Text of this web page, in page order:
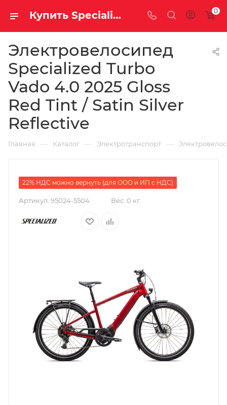
Купить Specialized Turbo Vado 4.0 2025 Gloss Red Tint / Satin Silver Reflective за рублей, а со скидкой 484 100 руб. 0
Электровелосипед
Specialized Turbo
Vado 4.0 2025 Gloss
Red Tint / Satin Silver
Reflective
Главная — Каталог — Электротранспорт —
22% НДС можно вернуть (для ООО и ИП с НДС)
Артикул: 95024-5504 Вес: 0 кг.